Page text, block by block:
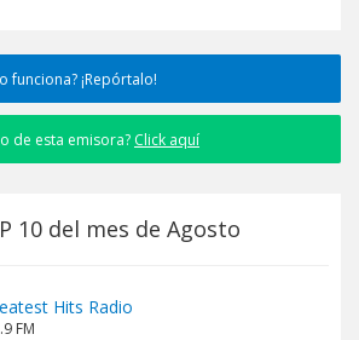
funciona? ¡Repórtalo!
de esta emisora? Click aquí
10 del mes de Agosto
Hits Radio
FM